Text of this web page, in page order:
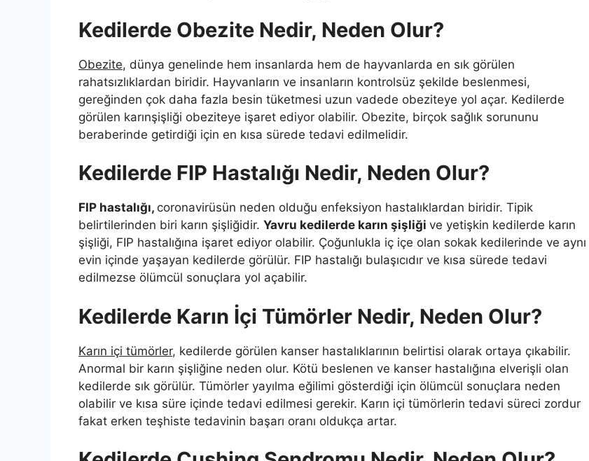
Kedilerde Obezite Nedir, Neden Olur?
Obezite, dünya genelinde hem insanlarda hem de hayvanlarda en sık görülen
rahatsızlıklardan biridir. Hayvanların ve insanların kontrolsüz şekilde beslenmesi,
gereğinden çok daha fazla besin tüketmesi uzun vadede obeziteye yol açar. Kedilerde
görülen karınşişliği obeziteye işaret ediyor olabilir. Obezite, birçok sağlık sorununu
beraberinde getirdiği için en kısa sürede tedavi edilmelidir.
Kedilerde FIP Hastalığı Nedir, Neden Olur?
FIP hastalığı, coronavirüsün neden olduğu enfeksiyon hastalıklardan biridir. Tipik
belirtilerinden biri karın şişliğidir. Yavru kedilerde karın şişliği ve yetişkin kedilerde karın
şişliği, FIP hastalığına işaret ediyor olabilir. Çoğunlukla iç içe olan sokak kedilerinde ve aynı
evin içinde yaşayan kedilerde görülür. FIP hastalığı bulaşıcıdır ve kısa sürede tedavi
edilmezse ölümcül sonuçlara yol açabilir.
Kedilerde Karın İçi Tümörler Nedir, Neden Olur?
Karın içi tümörler, kedilerde görülen kanser hastalıklarının belirtisi olarak ortaya çıkabilir.
Anormal bir karın şişliğine neden olur. Kötü beslenen ve kanser hastalığına elverişli olan
kedilerde sık görülür. Tümörler yayılma eğilimi gösterdiği için ölümcül sonuçlara neden
olabilir ve kısa süre içinde tedavi edilmesi gerekir. Karın içi tümörlerin tedavi süreci zordur
fakat erken teşhiste tedavinin başarı oranı oldukça artar.